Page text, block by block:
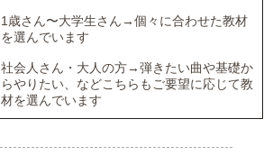
1歳さん〜大学生さん→個々に合わせた教材
を選んでいます
社会人さん・大人の方→弾きたい曲や基礎か
らやりたい、などこちらもご要望に応じて教
材を選んでいます